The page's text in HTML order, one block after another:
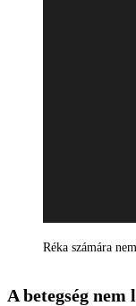
Réka számára
A betegség nem